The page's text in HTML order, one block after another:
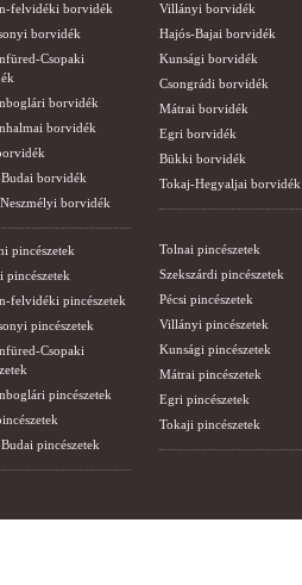
felvidéki borvidék
borvidék
Csopaki
borvidék
borvidék
borvidék
borvidék
pincészetek
pincészetek
felvidéki pincészetek
pincészetek
Csopaki
pincészetek
pincészetek
Villányi borvidék
Hajós-Bajai borvidék
Kunsági borvidék
Csongrádi borvidék
Mátrai borvidék
Egri borvidék
Bükki borvidék
Tokaj-Hegyaljai borvidék
Tolnai pincészetek
Szekszárdi pincészetek
Pécsi pincészetek
Villányi pincészetek
Kunsági pincészetek
Mátrai pincészetek
Egri pincészetek
Tokaji pincészetek